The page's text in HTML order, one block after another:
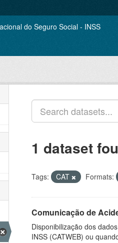
1 dataset
Tags: CAT Formats:
Comunicação de
Disponibilização dos
INSS (CATWEB) ou